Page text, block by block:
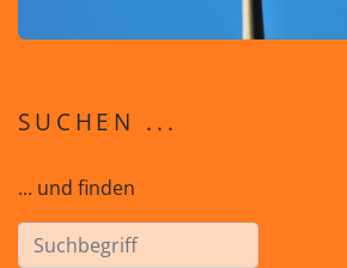
SUCHEN ...
... und finden